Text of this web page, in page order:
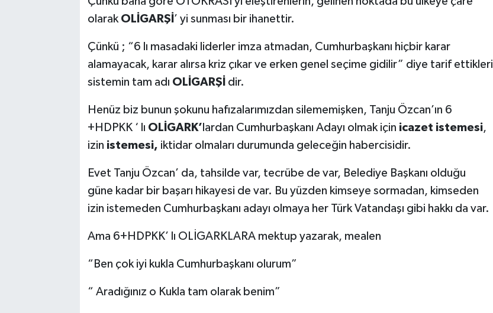
olarak OLİGARŞİ ’ yi sunması bir ihanettir.
Çünkü ; “6 lı masadaki liderler imza atmadan, Cumhurbaşkanı hiçbir karar
alamayacak, karar alırsa kriz çıkar ve erken genel seçime gidilir” diye tarif ettikleri
sistemin tam adı OLİGARŞİ dir.
Henüz biz bunun şokunu hafızalarımızdan silememişken, Tanju Özcan’ın 6
+HDPKK ‘ lı OLİGARK’ lardan Cumhurbaşkanı Adayı olmak için icazet istemesi,
izin istemesi, iktidar olmaları durumunda geleceğin habercisidir.
Evet Tanju Özcan’ da, tahsilde var, tecrübe de var, Belediye Başkanı olduğu
güne kadar bir başarı hikayesi de var. Bu yüzden kimseye sormadan, kimseden
izin istemeden Cumhurbaşkanı adayı olmaya her Türk Vatandaşı gibi hakkı da var.
Ama 6+HDPKK’ lı OLİGARKLARA mektup yazarak, mealen
“Ben çok iyi kukla Cumhurbaşkanı olurum”
“ Aradığınız o Kukla tam olarak benim”